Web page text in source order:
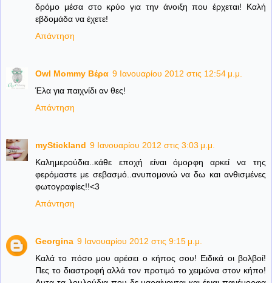
δρόμο μέσα στο κρύο για την άνοιξη που έρχεται! Καλή
εβδομάδα να έχετε!
Απάντηση
Owl Mommy Βέρα 9 Ιανουαρίου 2012 στις 12:54 μ.μ.
Έλα για παιχνίδι αν θες!
Απάντηση
myStickland 9 Ιανουαρίου 2012 στις 3:03 μ.μ.
Καλημερούδια..κάθε εποχή είναι όμορφη αρκεί να της
φερόμαστε με σεβασμό..ανυπομονώ να δω και ανθισμένες
φωτογραφίες!!<3
Απάντηση
Georgina 9 Ιανουαρίου 2012 στις 9:15 μ.μ.
Καλά το πόσο μου αρέσει ο κήπος σου! Ειδικά οι βολβοί!
Πες το διαστροφή αλλά τον προτιμό το χειμώνα στον κήπο!